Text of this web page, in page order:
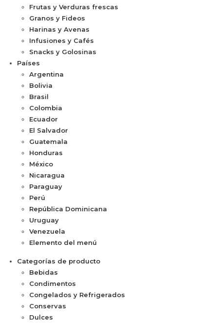
Frutas y Verduras frescas
Granos y Fideos
Harinas y Avenas
Infusiones y Cafés
Snacks y Golosinas
Países
Argentina
Bolivia
Brasil
Colombia
Ecuador
El Salvador
Guatemala
Honduras
México
Nicaragua
Paraguay
Perú
República Dominicana
Uruguay
Venezuela
Elemento del menú
Categorías de producto
Bebidas
Condimentos
Congelados y Refrigerados
Conservas
Dulces